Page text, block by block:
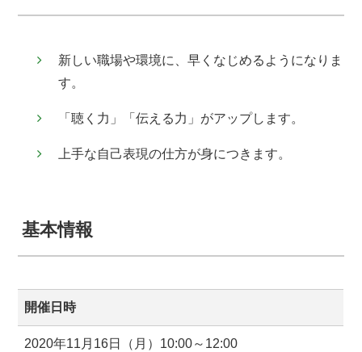
新しい職場や環境に、早くなじめるようになりま
す。
「聴く力」「伝える力」がアップします。
上手な自己表現の仕方が身につきます。
基本情報
開催日時
2020年11月16日（月）10:00～12:00